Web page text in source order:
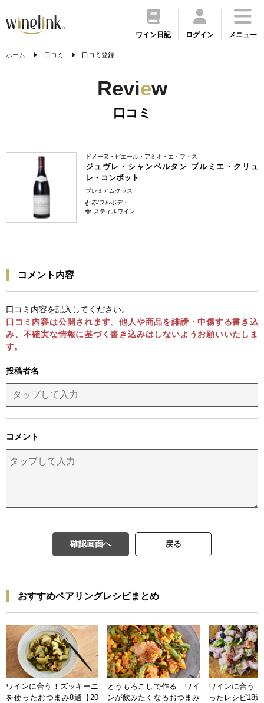
ワイン日記 ログイン メニュー
ホーム 口コミ 口コミ登録
Review
口コミ
ドメーヌ・ピエール・アミオ・エ・フィス
ジュヴレ・シャンベルタン プルミエ・クリュ
レ・コンボット
プレミアムクラス
赤/フルボディ
スティルワイン
コメント内容
口コミ内容を記入してください。
口コミ内容は公開されます。他人や商品を誹謗・中傷する書き込
み、不確実な情報に基づく書き込みはしないようお願いいたしま
す。
投稿者名
コメント
確認画面へ 戻る
おすすめペアリングレシピまとめ
ワインに合う！ズッキーニ
を使ったおつまみ8選【20
とうもろこしで作る ワイ
ンが飲みたくなるおつまみ
ワインに合う
ったレシピ18